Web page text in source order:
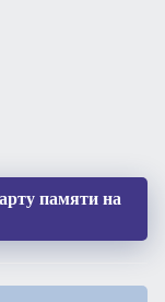
памяти на